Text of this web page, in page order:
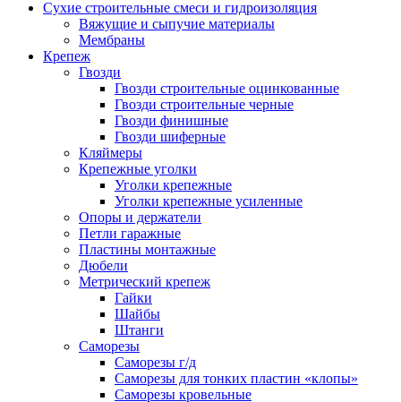
Сухие строительные смеси и гидроизоляция
Вяжущие и сыпучие материалы
Мембраны
Крепеж
Гвозди
Гвозди строительные оцинкованные
Гвозди строительные черные
Гвозди финишные
Гвозди шиферные
Кляймеры
Крепежные уголки
Уголки крепежные
Уголки крепежные усиленные
Опоры и держатели
Петли гаражные
Пластины монтажные
Дюбели
Метрический крепеж
Гайки
Шайбы
Штанги
Саморезы
Саморезы г/д
Саморезы для тонких пластин «клопы»
Саморезы кровельные